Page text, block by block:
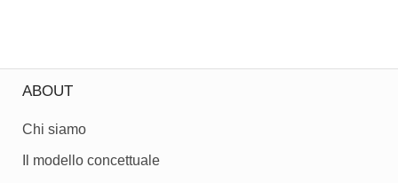
ABOUT
Chi siamo
Il modello concettuale